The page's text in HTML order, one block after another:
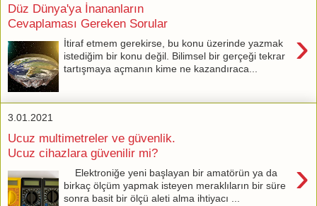
Düz Dünya'ya İnananların
Cevaplaması Gereken Sorular
›
İtiraf etmem gerekirse, bu konu üzerinde yazmak
istediğim bir konu değil. Bilimsel bir gerçeği tekrar
tartışmaya açmanın kime ne kazandıraca...
3.01.2021
Ucuz multimetreler ve güvenlik.
Ucuz cihazlara güvenilir mi?
›
Elektroniğe yeni başlayan bir amatörün ya da
birkaç ölçüm yapmak isteyen meraklıların bir süre
sonra basit bir ölçü aleti alma ihtiyacı ...